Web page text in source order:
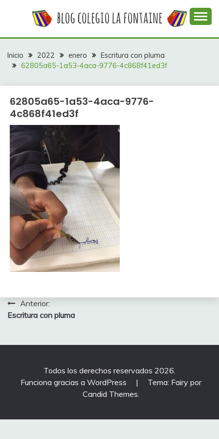
COLEGIO LA
FONTAINE
colegio La Fontaine
Inicio 2022 enero
Escritura con pluma
62805a65-1a53-4aca-9776-4c868f41ed3f
62805a65-1a53-4aca-9776-
4c868f41ed3f
Navegación
de
entradas
Anterior:
Escritura con pluma
Todos los derechos reservados 2026.
Funciona gracias a WordPress
|
Tema: Fairy por
Candid Themes